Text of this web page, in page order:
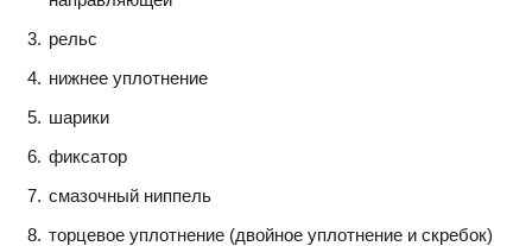
рельс
нижнее уплотнение
шарики
фиксатор
смазочный ниппель
торцевое уплотнение (двойное уплотнение и скребок)